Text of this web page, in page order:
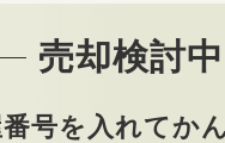
売却検討
号を入れてか